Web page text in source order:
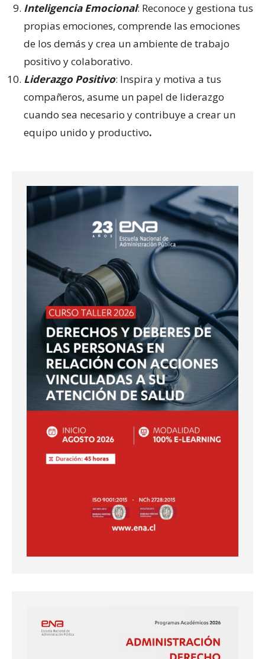
Inteligencia Emocional: Reconoce y gestiona tus
propias emociones, comprende las emociones
de los demás y crea un ambiente de trabajo
positivo y colaborativo.
Liderazgo Positivo: Inspira y motiva a tus
compañeros, asume un papel de liderazgo
cuando sea necesario y contribuye a crear un
equipo unido y productivo.